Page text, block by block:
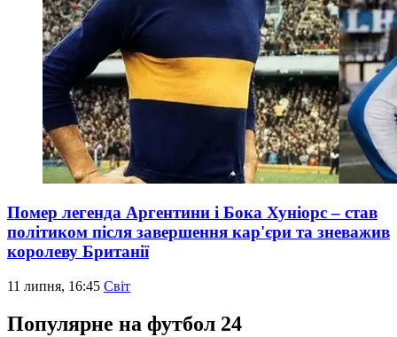
Помер легенда Аргентини і Бока Хуніорс – став
політиком після завершення кар'єри та зневажив
королеву Британії
11 липня, 16:45 Світ
Популярне на футбол 24